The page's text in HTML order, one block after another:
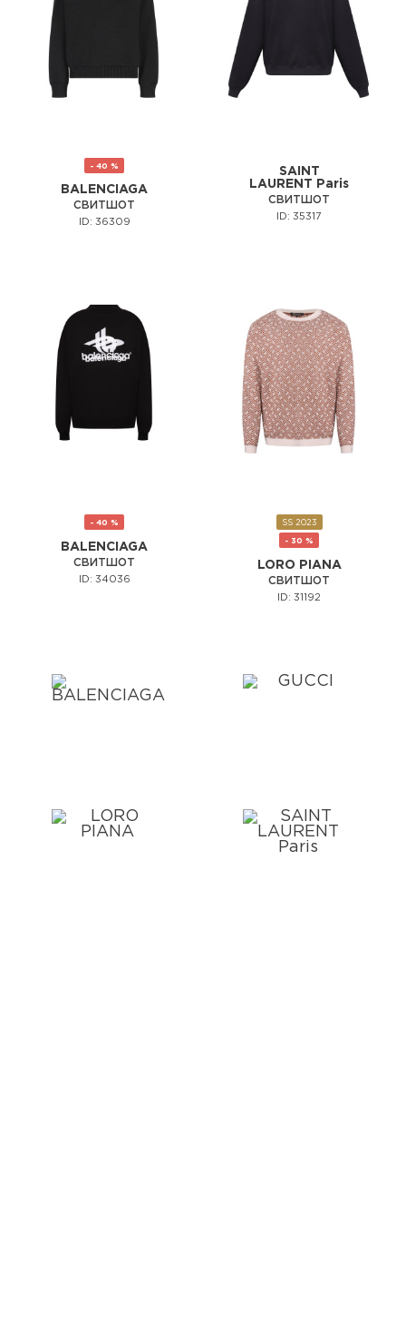
- 40 %
BALENCIAGA
СВИТШОТ
ID: 36309
SAINT
LAURENT Paris
СВИТШОТ
ID: 35317
- 40 %
BALENCIAGA
СВИТШОТ
ID: 34036
SS 2023
- 30 %
LORO PIANA
СВИТШОТ
ID: 31192